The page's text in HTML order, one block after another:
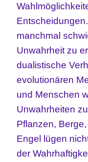
manchmal
Unwahrheit zu
dualistische
evolutionären
und Menschen
Unwahrheiten
Pflanzen,
Engel lügen
der